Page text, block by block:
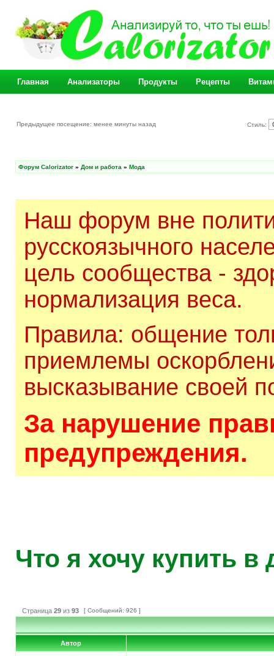
Главная Анализаторы Продукты Рецепты
Предыдущее посещение: менее минуты назад Стиль:
Форум Calorizator » Дом и работа » Мода
Наш форум вне
русскоязычного
цель сообщества -
нормализация веса.
Правила: общение
приемлемы
высказывание своей
За нарушение
предупреждения.
Что я хочу купить
Страница 29 из 93 [ Сообщений: 926 ]
Автор